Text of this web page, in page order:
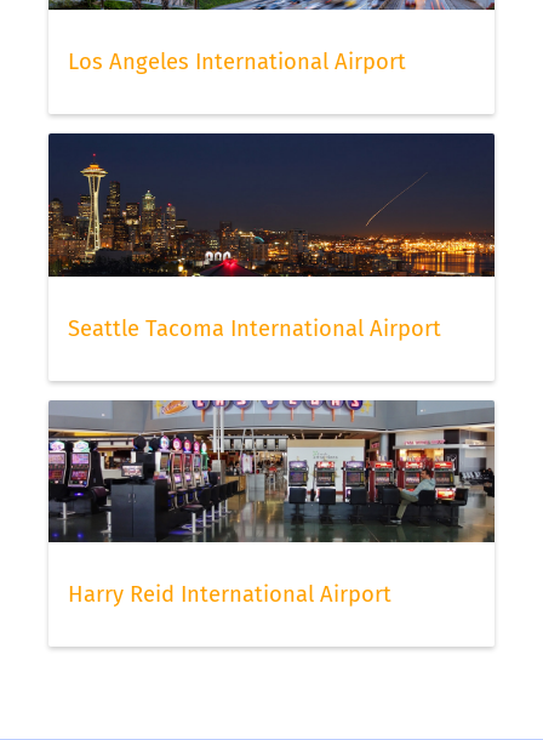
Los Angeles International Airport
Seattle Tacoma International Airport
Harry Reid International Airport